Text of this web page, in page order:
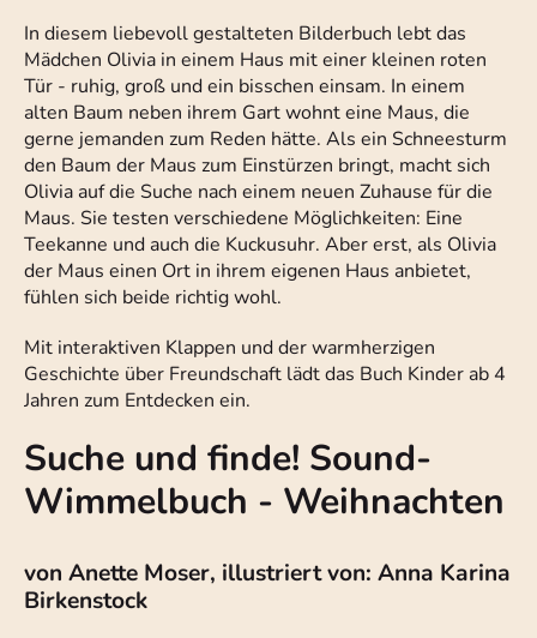
In diesem liebevoll gestalteten Bilderbuch lebt das
Mädchen Olivia in einem Haus mit einer kleinen roten
Tür - ruhig, groß und ein bisschen einsam. In einem
alten Baum neben ihrem Gart wohnt eine Maus, die
gerne jemanden zum Reden hätte. Als ein Schneesturm
den Baum der Maus zum Einstürzen bringt, macht sich
Olivia auf die Suche nach einem neuen Zuhause für die
Maus. Sie testen verschiedene Möglichkeiten: Eine
Teekanne und auch die Kuckusuhr. Aber erst, als Olivia
der Maus einen Ort in ihrem eigenen Haus anbietet,
fühlen sich beide richtig wohl.
Mit interaktiven Klappen und der warmherzigen
Geschichte über Freundschaft lädt das Buch Kinder ab 4
Jahren zum Entdecken ein.
Suche und finde! Sound-
Wimmelbuch - Weihnachten
von Anette Moser, illustriert von: Anna Karina
Birkenstock